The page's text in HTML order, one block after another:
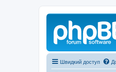
Швидкий доступ